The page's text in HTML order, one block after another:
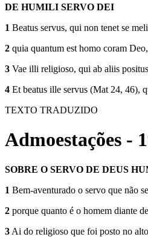
DE HUMILI SERVO DEI
1 Beatus servus, qui non tenet se
2 quia quantum est homo coram
3 Vae illi religioso, qui ab aliis
4 Et beatus ille servus (Mat 24, 46),
TEXTO TRADUZIDO
Admoestações -
SOBRE O SERVO DE DEUS
1 Bem-aventurado o servo que não
2 porque quanto é o homem diante
3 Ai do religioso que foi posto no